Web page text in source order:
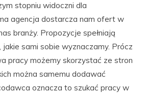
stopniu widoczni dla
agencja dostarcza nam ofert w
branży. Propozycje spełniają
sami sobie wyznaczamy. Prócz
pracy możemy skorzystać ze stron
można samemu dodawać
oznacza to szukać pracy w